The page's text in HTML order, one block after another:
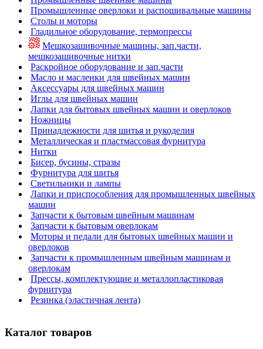
Промышленные оверлоки и распошивальные машины
Столы и моторы
Гладильное оборудование, термопрессы
Мешкозашивочные машины, зап.части,
мешкозашивочные нитки
Раскройное оборудование и зап.части
Масло и масленки для швейных машин
Аксессуары для швейных машин
Иглы для швейных машин
Лапки для бытовых швейных машин и оверлоков
Ножницы
Принадлежности для шитья и рукоделия
Металлическая и пластмассовая фурнитура
Нитки
Бисер, бусины, стразы
Фурнитура для шитья
Светильники и лампы
Лапки и приспособления для промышленных швейных
машин
Запчасти к бытовым швейным машинам
Запчасти к бытовым оверлокам
Моторы и педали для бытовых швейных машин и
оверлоков
Запчасти к промышленным швейным машинам и
оверлокам
Прессы, комплектующие и металлопластиковая
фурнитура
Резинка (эластичная лента)
Каталог товаров